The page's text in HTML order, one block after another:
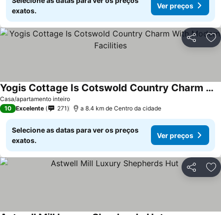
exatos.
Ver preços
Partilhar
Casa/apartamento inteiro
Yogis Cottage Is Cotswold Country Charm With Modern Facilities
10 Excelente 271 a 8.4 km de Centro da cidade
Selecione as datas para ver os preços
exatos.
Ver preços
Partilhar